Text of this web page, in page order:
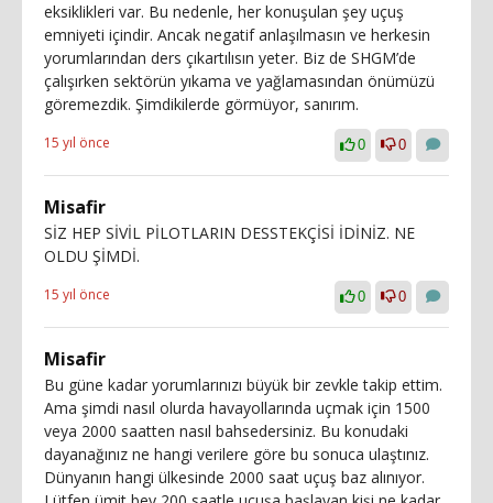
eksiklikleri var. Bu nedenle, her konuşulan şey uçuş
emniyeti içindir. Ancak negatif anlaşılmasın ve herkesin
yorumlarından ders çıkartılısın yeter. Biz de SHGM’de
çalışırken sektörün yıkama ve yağlamasından önümüzü
göremezdik. Şimdikilerde görmüyor, sanırım.
15 yıl önce 0 0
Misafir
SİZ HEP SİVİL PİLOTLARIN DESSTEKÇİSİ İDİNİZ. NE
OLDU ŞİMDİ.
15 yıl önce 0 0
Misafir
Bu güne kadar yorumlarınızı büyük bir zevkle takip ettim.
Ama şimdi nasıl olurda havayollarında uçmak için 1500
veya 2000 saatten nasıl bahsedersiniz. Bu konudaki
dayanağınız ne hangi verilere göre bu sonuca ulaştınız.
Dünyanın hangi ülkesinde 2000 saat uçuş baz alınıyor.